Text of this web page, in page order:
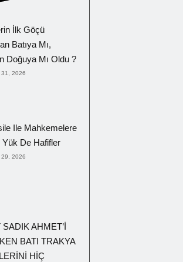
İlk Göçü
Batıya Mı,
Doğuya Mı Oldu ?
31, 2026
Ile Mahkemelere
Yük De Hafifler
29, 2026
SADIK AHMET’İ
BATI TRAKYA
HİÇ